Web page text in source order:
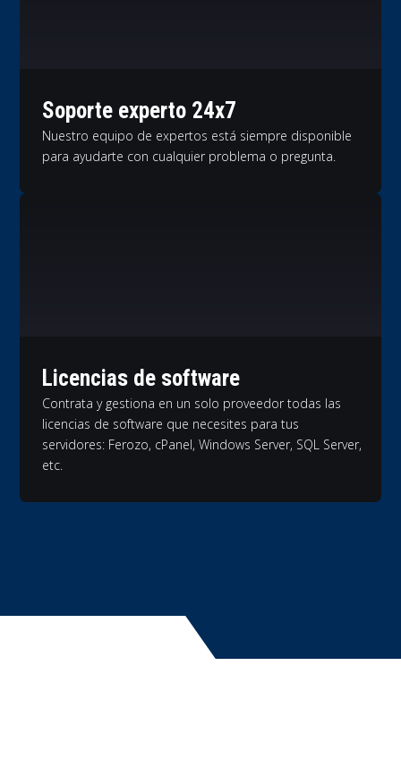
Soporte experto 24x7
Nuestro equipo de expertos está siempre disponible
para ayudarte con cualquier problema o pregunta.
Licencias de software
Contrata y gestiona en un solo proveedor todas las
licencias de software que necesites para tus
servidores: Ferozo, cPanel, Windows Server, SQL Server,
etc.